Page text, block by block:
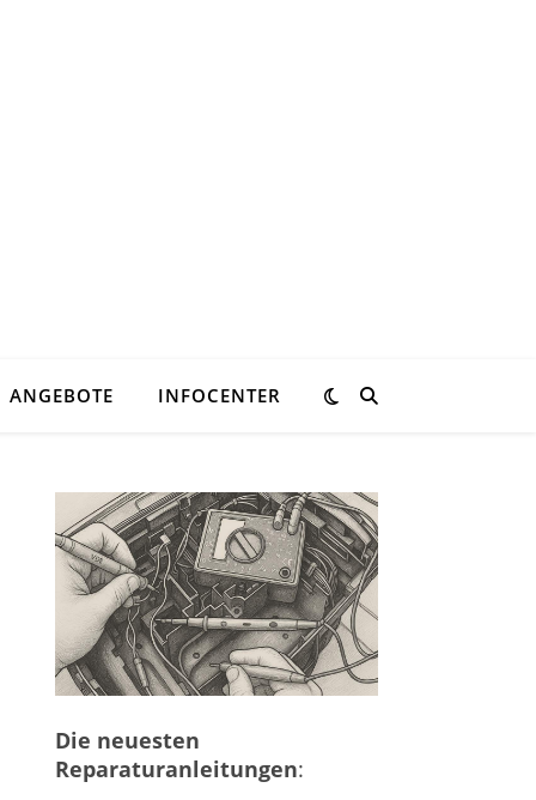
ANGEBOTE INFOCENTER
Die neuesten
Reparaturanleitungen: